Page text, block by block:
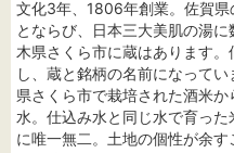
文化3年、1806年創業。佐賀
とならび、日本三大美肌の湯
木県さくら市に蔵はあります
し、蔵と銘柄の名前になって
県さくら市で栽培された酒米
水。仕込み水と同じ水で育っ
に唯一無二。土地の個性が余